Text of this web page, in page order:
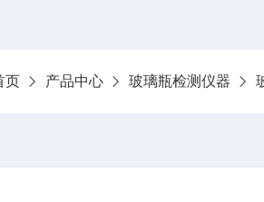
页 产品中心 玻璃瓶检测仪器